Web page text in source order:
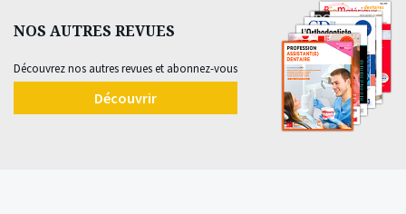
NOS AUTRES REVUES
Découvrez nos autres revues et abonnez-vous
Découvrir